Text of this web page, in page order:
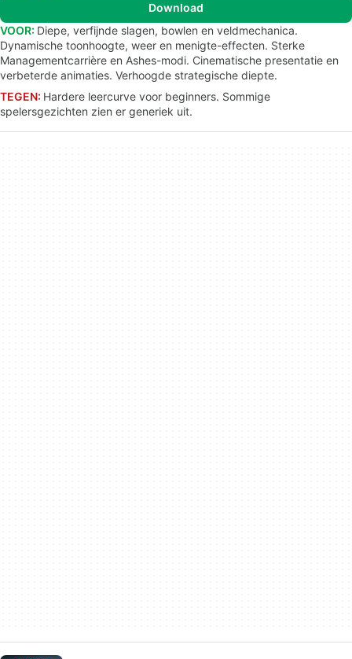
Download
VOOR: Diepe, verfijnde slagen, bowlen en veldmechanica.
Dynamische toonhoogte, weer en menigte-effecten. Sterke
Managementcarrière en Ashes-modi. Cinematische presentatie en
verbeterde animaties. Verhoogde strategische diepte.
TEGEN: Hardere leercurve voor beginners. Sommige
spelersgezichten zien er generiek uit.